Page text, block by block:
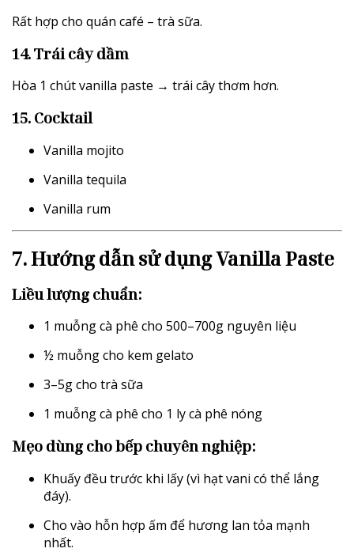
Rất hợp cho quán café – trà sữa.
14. Trái cây dầm
Hòa 1 chút vanilla paste → trái cây thơm hơn.
15. Cocktail
Vanilla mojito
Vanilla tequila
Vanilla rum
7. Hướng dẫn sử dụng Vanilla Paste
Liều lượng chuẩn:
1 muỗng cà phê cho 500–700g nguyên liệu
½ muỗng cho kem gelato
3–5g cho trà sữa
1 muỗng cà phê cho 1 ly cà phê nóng
Mẹo dùng cho bếp chuyên nghiệp:
Khuấy đều trước khi lấy (vì hạt vani có thể lắng
đáy).
Cho vào hỗn hợp ấm để hương lan tỏa mạnh
nhất.